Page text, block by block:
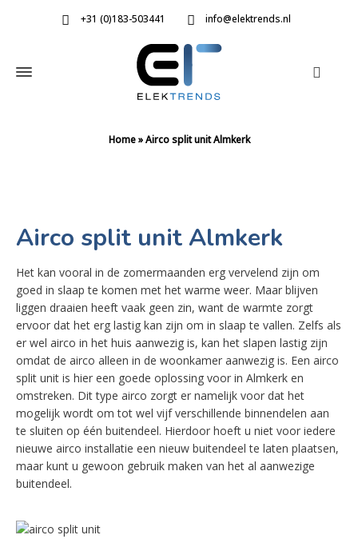
+31 (0)183-503441 info@elektrends.nl
Home»Airco split unit Almkerk
Airco split unit Almkerk
Het kan vooral in de zomermaanden erg vervelend zijn om
goed in slaap te komen met het warme weer. Maar blijven
liggen draaien heeft vaak geen zin, want de warmte zorgt
ervoor dat het erg lastig kan zijn om in slaap te vallen. Zelfs als
er wel airco in het huis aanwezig is, kan het slapen lastig zijn
omdat de airco alleen in de woonkamer aanwezig is. Een airco
split unit is hier een goede oplossing voor in Almkerk en
omstreken. Dit type airco zorgt er namelijk voor dat het
mogelijk wordt om tot wel vijf verschillende binnendelen aan
te sluiten op één buitendeel. Hierdoor hoeft u niet voor iedere
nieuwe airco installatie een nieuw buitendeel te laten plaatsen,
maar kunt u gewoon gebruik maken van het al aanwezige
buitendeel.